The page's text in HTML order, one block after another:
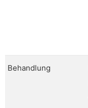
Behandlung